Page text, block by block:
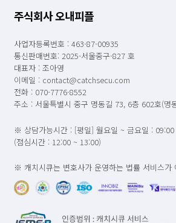
주식회사 오내피플
사업자등록번호 : 463-87-00935
통신판매번호: 2025-서울중구-827 호
대표자 : 조아영
이메일 : contact@catchsecu.com
전화 : 070-7776-8552
주소 : 서울특별시 중구 명동길 73, 6층 602호(명
※ 상담가능시간 : [평일] 월요일 ~ 금요일 :
(점심시간 : 12:00 ~ 13:00)
※ 캐치시큐는 변호사가 운영하는 법률 서비스가